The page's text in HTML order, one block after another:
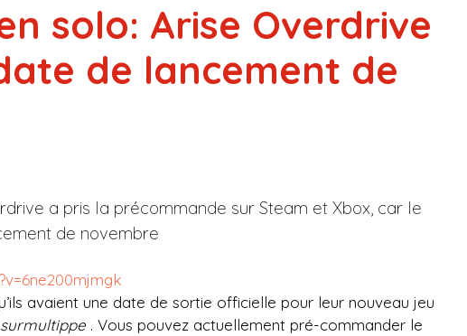
solo: Arise Overdrive
de lancement de
a pris la précommande sur Steam et Xbox, car le
de novembre
avaient une date de sortie officielle pour leur nouveau jeu
. Vous pouvez actuellement pré-commander le